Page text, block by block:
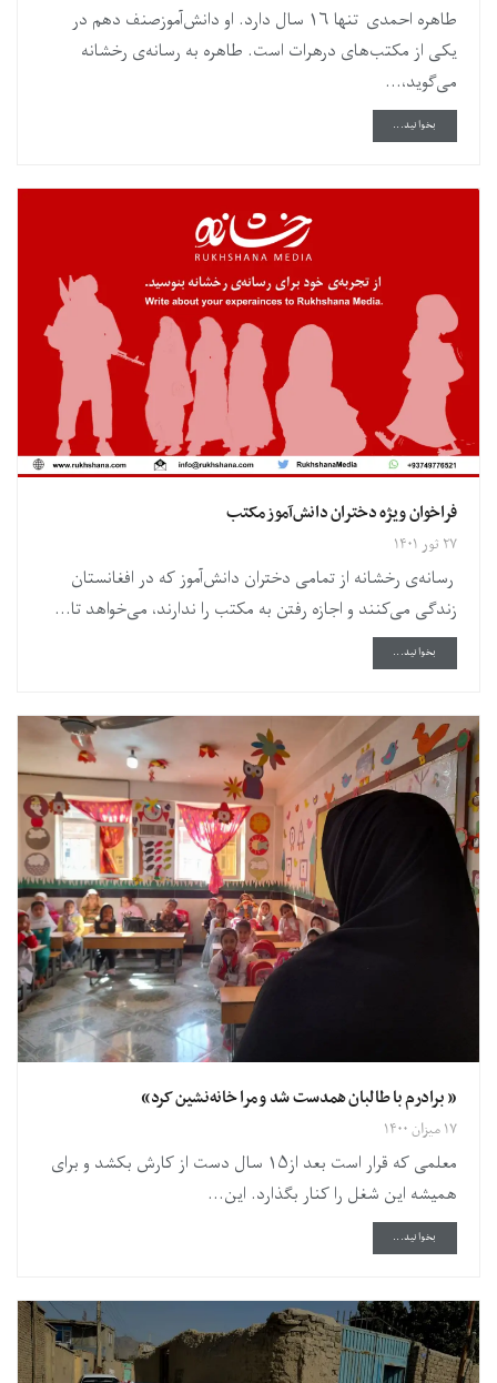
طاهره احمدی تنها ۱۶ سال دارد. او دانش‌آموزصنف دهم در
یکی از مکتب‌های درهرات است. طاهره به رسانه‌ی رخشانه
می‌گوید،...
بخوانید...
فراخوان ویژه دختران دانش‌آموز مکتب
۲۷ ثور ۱۴۰۱
رسانه‌ی رخشانه از تمامی دختران دانش‌آموز که در افغانستان
زندگی می‌کنند و اجازه رفتن به مکتب را ندارند، می‌خواهد تا...
بخوانید...
«‌ برادرم با طالبان همدست شد و مرا خانه‌نشین کرد»
۱۷ میزان ۱۴۰۰
معلمی که قرار است بعد از۱۵ سال دست از کارش بکشد و برای
همیشه این شغل را کنار بگذارد. این...
بخوانید...